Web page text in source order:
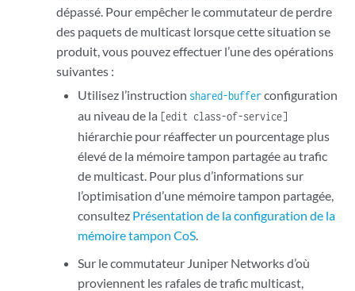
dépassé. Pour empêcher le commutateur de perdre
des paquets de multicast lorsque cette situation se
produit, vous pouvez effectuer l’une des opérations
suivantes :
Utilisez l’instruction shared-bufferconfiguration
au niveau de la [edit class-of-service]
hiérarchie pour réaffecter un pourcentage plus
élevé de la mémoire tampon partagée au trafic
de multicast. Pour plus d’informations sur
l’optimisation d’une mémoire tampon partagée,
consultez Présentation de la configuration de la
mémoire tampon CoS
Sur le commutateur Juniper Networks d’où
proviennent les rafales de trafic multicast,